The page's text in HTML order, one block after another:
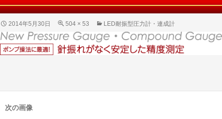
2014年5月30日 504 × 53 LED耐振型圧力計・連成計
次の画像